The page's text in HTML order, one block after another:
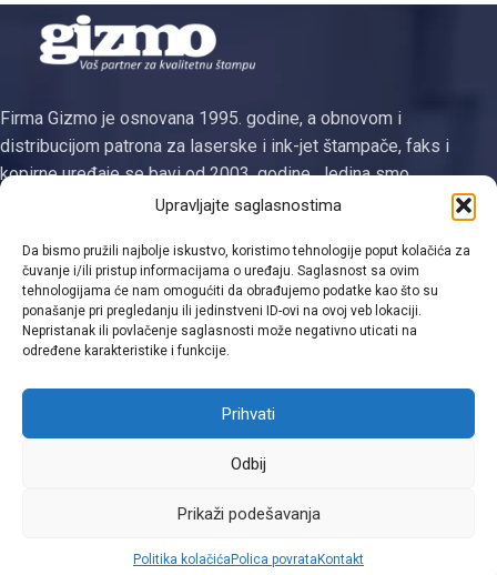
Upravljajte saglasnostima
Da bismo pružili najbolje iskustvo, koristimo tehnologije poput kolačića za
čuvanje i/ili pristup informacijama o uređaju. Saglasnost sa ovim
tehnologijama će nam omogućiti da obrađujemo podatke kao što su
ponašanje pri pregledanju ili jedinstveni ID-ovi na ovoj veb lokaciji.
Nepristanak ili povlačenje saglasnosti može negativno uticati na
određene karakteristike i funkcije.
Prihvati
Odbij
Prikaži podešavanja
Politika kolačića Polica povrata Kontakt
Firma Gizmo je osnovana 1995. godine, a obnovom i
distribucijom patrona za laserske i ink-jet štampače, faks i
kopirne uređaje se bavi od 2003. godine. Jedina smo
registrovana firma za proizvodnju tonera i ketridža na području
Kategorije
Linkovi
Moj račun